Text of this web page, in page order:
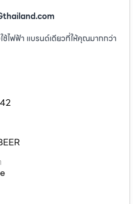
ช้ไฟฟ้า แบรนด์เดียวที่ให้คุณมากกว่า